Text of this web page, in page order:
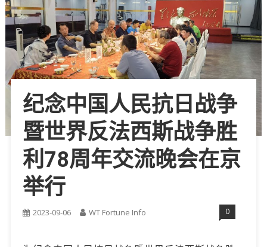
纪念中国人民抗日战争
暨世界反法西斯战争胜
利78周年交流晚会在京
举行
2023-09-06 WT Fortune Info 0